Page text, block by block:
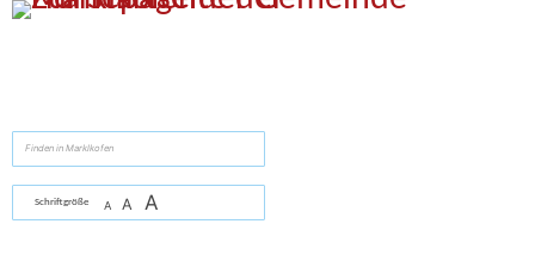
Zum Inhalt,zur Navigationoderzur Startseitespringen.
Schriftgröße A A A